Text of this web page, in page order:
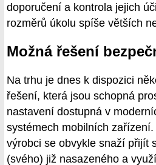
doporučení a kontrola jejich
rozměrů úkolu spíše větších
Možná řešení
Na trhu je dnes k dispozici
řešení, která jsou schopná
nastavení dostupná v
systémech mobilních
výrobci se obvykle snaží přijít
(svého) již nasazeného a